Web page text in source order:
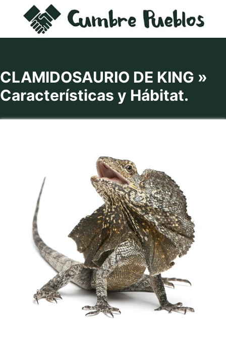
contenido
CLAMIDOSAURIO DE KING »
Características y Hábitat.